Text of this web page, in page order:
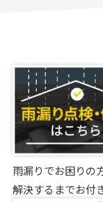
雨漏りでお困りの
解決するまでお付